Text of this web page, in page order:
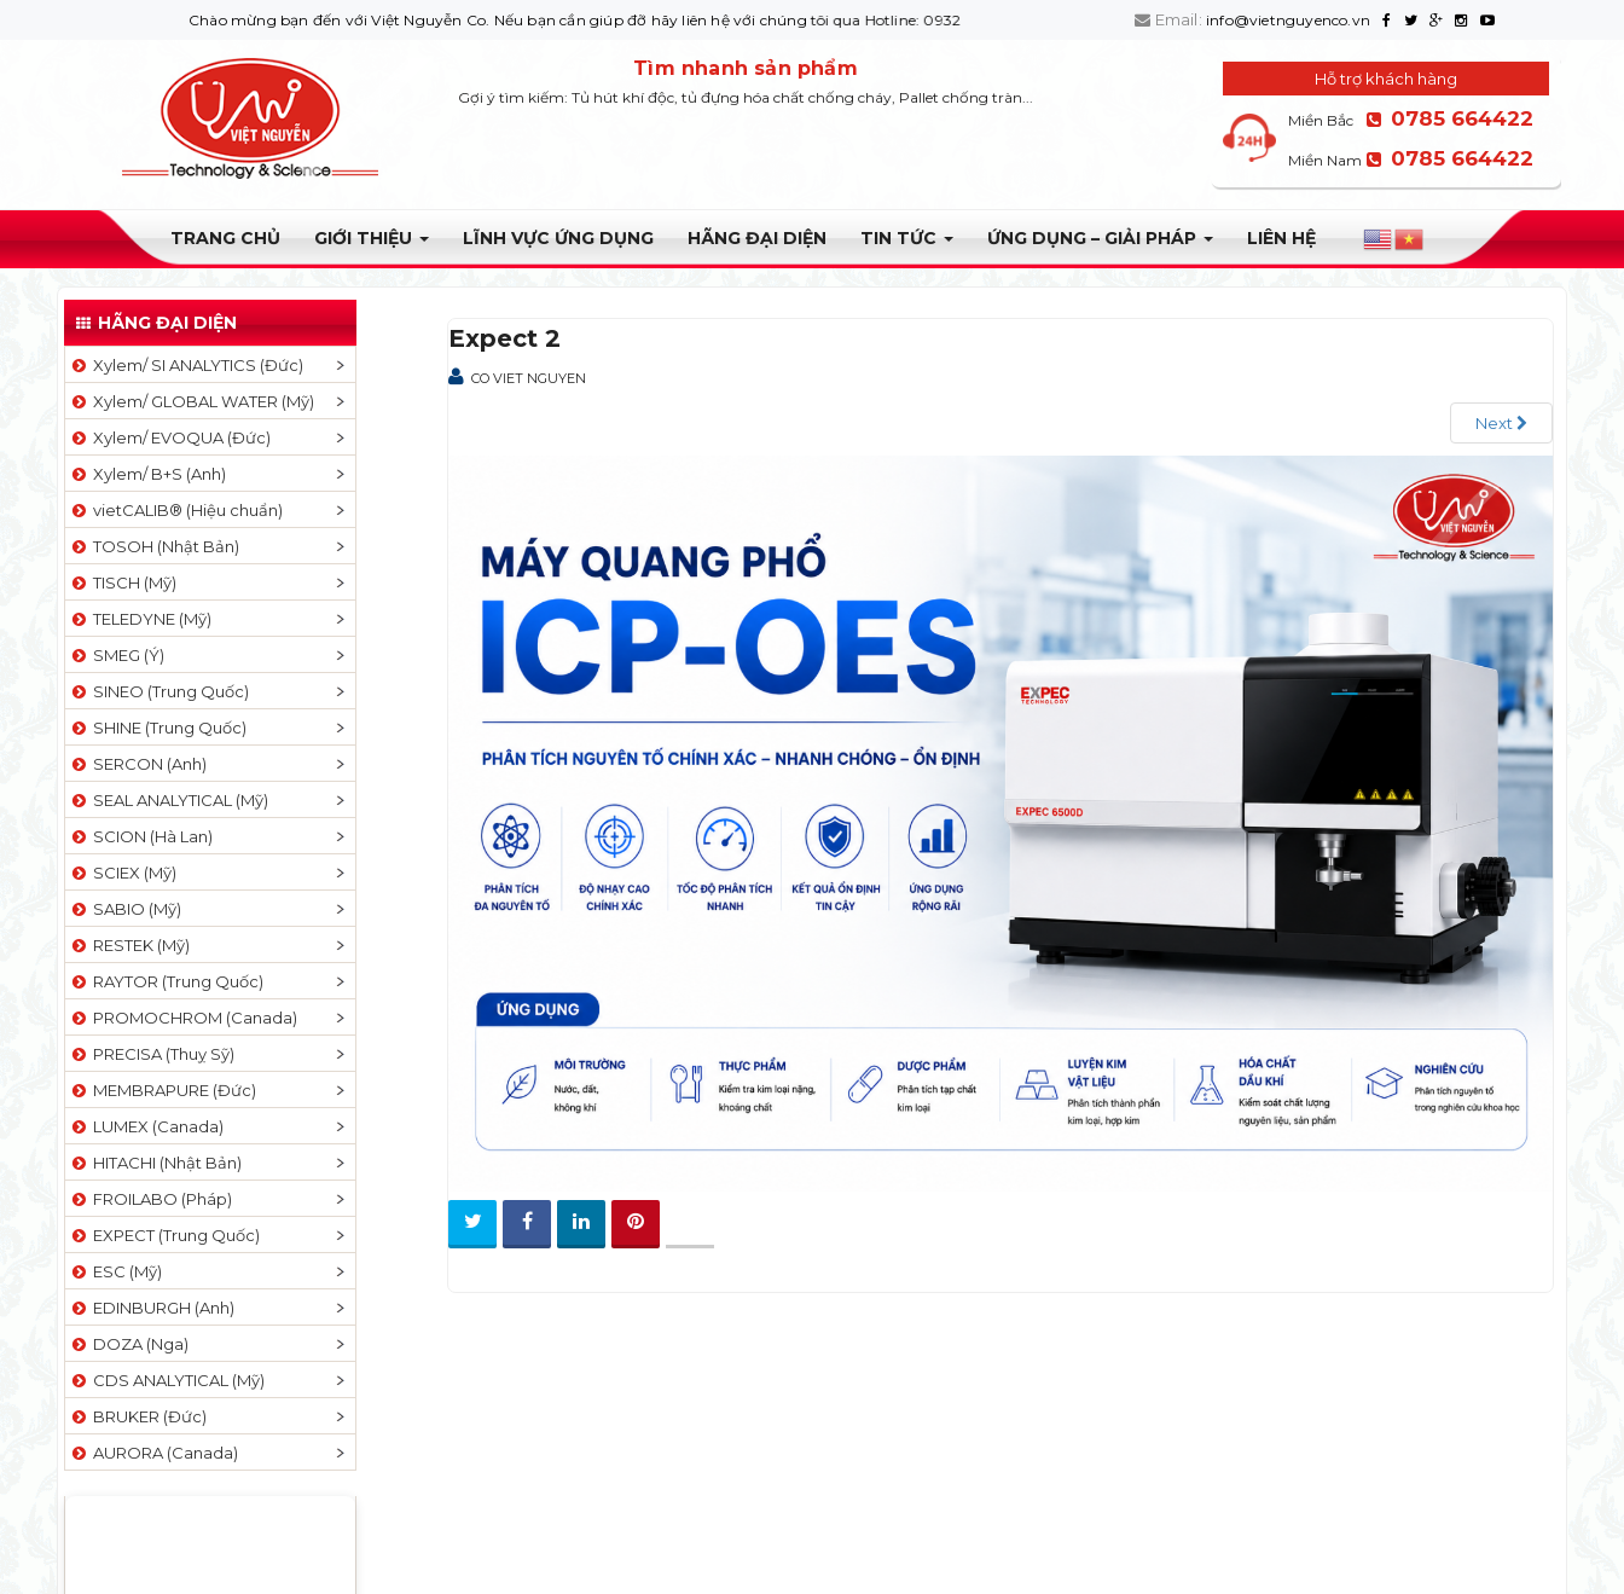
Chào mừng bạn đến với Việt Nguyễn Co. Nếu bạn cần giúp đỡ hãy liên hệ với chúng tôi qua Hotline: 0932 664422 Email: info@vietnguyenco.vn
Tìm nhanh sản phẩm
Gợi ý tìm kiếm: Tủ hút khí độc, tủ đựng hóa chất chống cháy, Pallet chống tràn...
Hỗ trợ khách hàng
Miền Bắc 0785 664422
Miền Nam 0785 664422
TRANG CHỦ GIỚI THIỆU LĨNH VỰC ỨNG DỤNG HÃNG ĐẠI DIỆN TIN TỨC ỨNG DỤNG – GIẢI PHÁP LIÊN HỆ
Expect 2
CO VIET NGUYEN
Next
HÃNG ĐẠI DIỆN
Xylem/ SI ANALYTICS (Đức)
Xylem/ GLOBAL WATER (Mỹ)
Xylem/ EVOQUA (Đức)
Xylem/ B+S (Anh)
vietCALIB® (Hiệu chuẩn)
TOSOH (Nhật Bản)
TISCH (Mỹ)
TELEDYNE (Mỹ)
SMEG (Ý)
SINEO (Trung Quốc)
SHINE (Trung Quốc)
SERCON (Anh)
SEAL ANALYTICAL (Mỹ)
SCION (Hà Lan)
SCIEX (Mỹ)
SABIO (Mỹ)
RESTEK (Mỹ)
RAYTOR (Trung Quốc)
PROMOCHROM (Canada)
PRECISA (Thuỵ Sỹ)
MEMBRAPURE (Đức)
LUMEX (Canada)
HITACHI (Nhật Bản)
FROILABO (Pháp)
EXPECT (Trung Quốc)
ESC (Mỹ)
EDINBURGH (Anh)
DOZA (Nga)
CDS ANALYTICAL (Mỹ)
BRUKER (Đức)
AURORA (Canada)